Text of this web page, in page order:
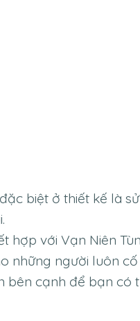
biệt ở thiết kế là sử
hợp với Vạn Niên
những người luôn cố
bên cạnh để bạn có